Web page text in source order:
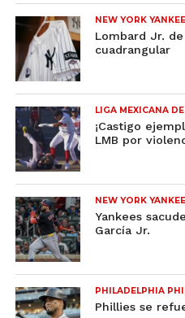
NEW YORK
Lombard Jr.
cuadrangular
LIGA MEXICANA
¡Castigo
LMB por
NEW YORK
Yankees
García Jr.
PHILADELPHIA
Phillies se